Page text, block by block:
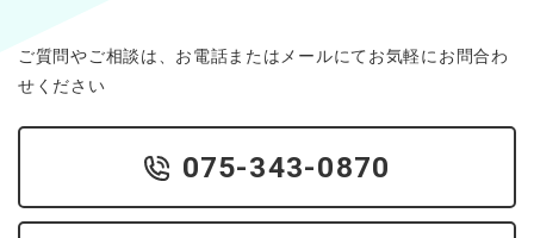
ご質問やご相談は、お電話またはメールにてお気軽にお問合わ
せください
075-343-0870